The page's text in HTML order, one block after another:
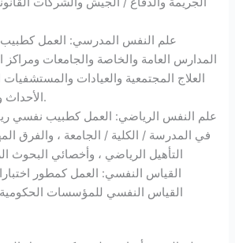
علم النفس المدرسي: العمل
المدارس العامة والخاصة والجامعات ومراكز
العلاج المجتمعية والعيادات
الأحداث وفي العيادات الخاصة.
علم النفس الرياضي: العمل كطبيب نفسي
في المدرسة / الكلية / الجامعة ، والفرق
التأهيل الرياضي ، وأخصائي البحوث
القياس النفسي: العمل كمطور
القياس النفسي للمؤسسات